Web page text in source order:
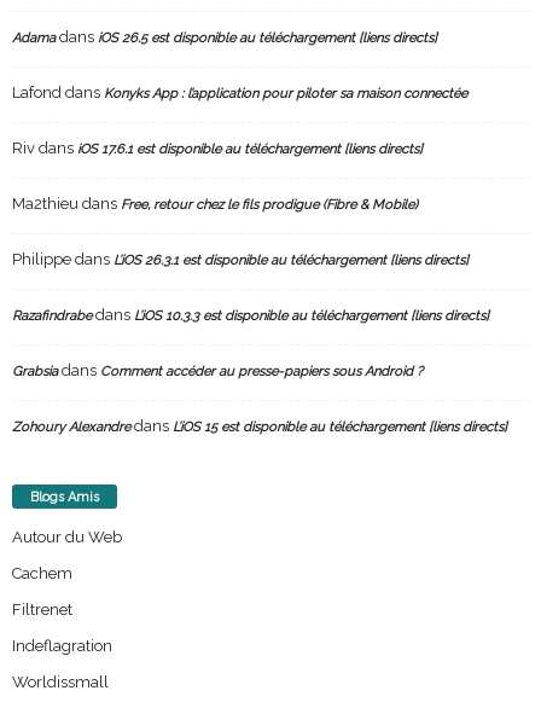
Adamadans iOS 26.5 est disponible au téléchargement [liens directs]
Lafond dans Konyks App : l’application pour piloter sa maison connectée
Riv dans iOS 17.6.1 est disponible au téléchargement [liens directs]
Ma2thieu dans Free, retour chez le fils prodigue (Fibre & Mobile)
Philippe dans L’iOS 26.3.1 est disponible au téléchargement [liens directs]
Razafindrabedans L’iOS 10.3.3 est disponible au téléchargement [liens directs]
Grabsiadans Comment accéder au presse-papiers sous Android ?
Zohoury Alexandredans L’iOS 15 est disponible au téléchargement [liens directs]
Blogs Amis
Autour du Web
Cachem
Filtrenet
Indeflagration
Worldissmall